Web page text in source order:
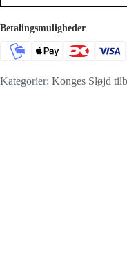
Betalingsmuligheder
Kategorier: Konges Sløjd